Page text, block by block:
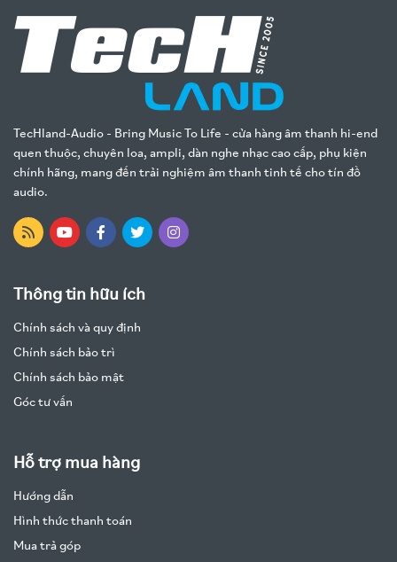
TecHland-Audio - Bring Music To Life - cửa hàng âm thanh hi-end
quen thuộc, chuyên loa, ampli, dàn nghe nhạc cao cấp, phụ kiện
chính hãng, mang đến trải nghiệm âm thanh tinh tế cho tín đồ
audio.
Thông tin hữu ích
Chính sách và quy định
Chính sách bảo trì
Chính sách bảo mật
Góc tư vấn
Hỗ trợ mua hàng
Hướng dẫn
Hình thức thanh toán
Mua trả góp